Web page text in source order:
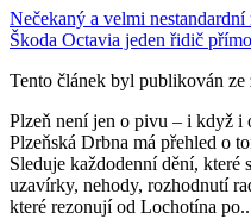
Nečekaný a velmi
Škoda Octavia jeden řidič
Tento článek byl publikován ze
Plzeň není jen o pivu – i když i
Plzeňská Drbna má přehled o
Sleduje každodenní dění,
uzavírky, nehody, rozhodnutí
které rezonují od Lochotína